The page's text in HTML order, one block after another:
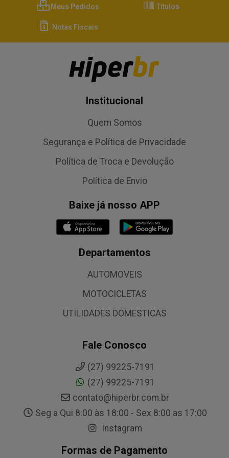
Meus Pedidos Títulos
Notas Fiscais
Institucional
Quem Somos
Segurança e Política de Privacidade
Política de Troca e Devolução
Política de Envio
Baixe já nosso APP
Departamentos
AUTOMOVEIS
MOTOCICLETAS
UTILIDADES DOMESTICAS
Fale Conosco
(27) 99225-7191
(27) 99225-7191
contato@hiperbr.com.br
Seg a Qui 8:00 às 18:00 - Sex 8:00 as 17:00
Instagram
Formas de Pagamento